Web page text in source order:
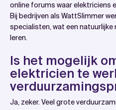
online forums waar elektriciens
Bij bedrijven als WattSlimmer
specialisten, wat een
leren.
Is het mogelijk
elektricien te
Ja, zeker. Veel grote